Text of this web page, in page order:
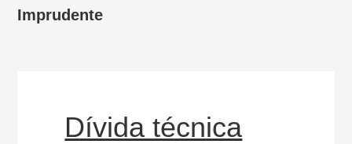
Imprudente
Dívida técnica